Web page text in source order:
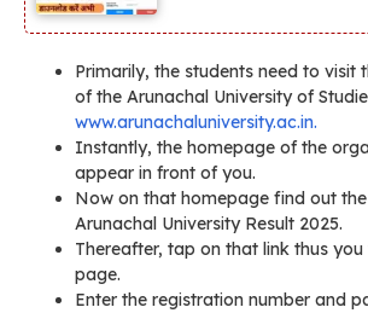
Primarily, the students need to visit
of the Arunachal University of
www.arunachaluniversity.ac.in.
Instantly, the homepage of the
appear in front of you.
Now on that homepage find out
Arunachal University Result 2025.
Thereafter, tap on that link thus
page.
Enter the registration number and